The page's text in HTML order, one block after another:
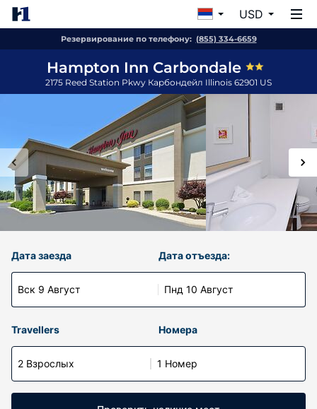
USD
Резервирование по телефону: (855) 334-6659
Hampton Inn Carbondale
2175 Reed Station Pkwy Карбондейл Illinois 62901 US
Дата заезда
Вск 9 Август
Дата отъезда:
Пнд 10 Август
Travellers Номера
2 Взрослых 1 Номер